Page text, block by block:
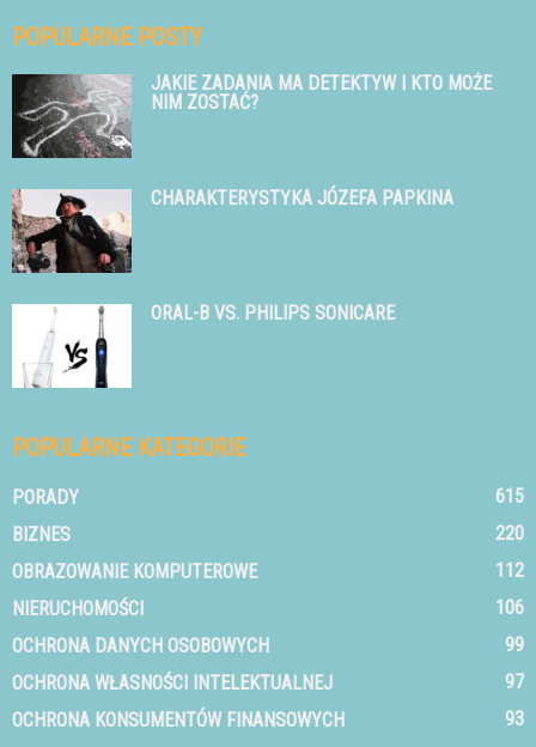
POPULARNE POSTY
JAKIE ZADANIA MA DETEKTYW I KTO MOŻE
NIM ZOSTAĆ?
CHARAKTERYSTYKA JÓZEFA PAPKINA
ORAL-B VS. PHILIPS SONICARE
POPULARNE KATEGORIE
PORADY
615
BIZNES
220
OBRAZOWANIE KOMPUTEROWE
112
NIERUCHOMOŚCI
106
OCHRONA DANYCH OSOBOWYCH
99
OCHRONA WŁASNOŚCI INTELEKTUALNEJ
97
OCHRONA KONSUMENTÓW FINANSOWYCH
93